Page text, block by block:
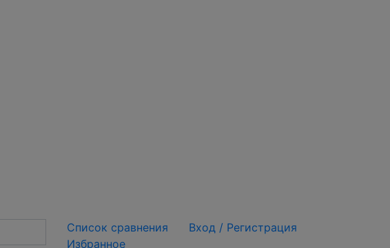
Список сравнения
Избранное
Вход / Регистрация